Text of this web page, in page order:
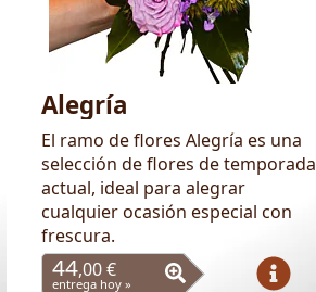
Alegría
El ramo de flores Alegría es una
selección de flores de temporada
actual, ideal para alegrar
cualquier ocasión especial con
frescura.
44,00 €
entrega hoy »